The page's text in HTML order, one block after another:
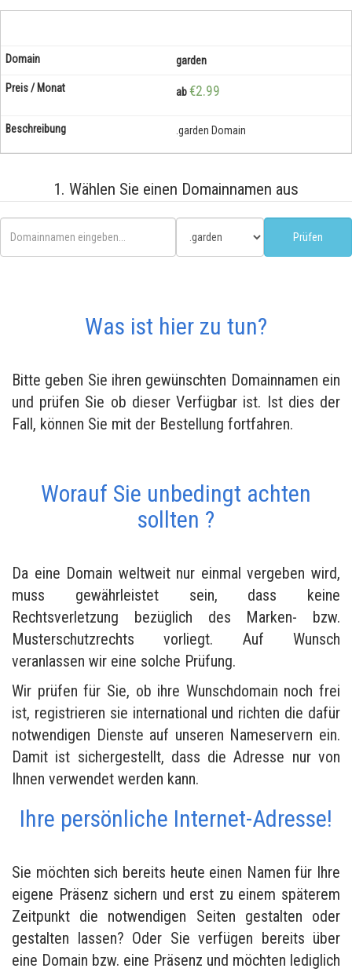
garden
ab€2.99
.garden Domain
1. Wählen Sie einen Domainnamen aus
Was ist hier zu tun?
Bitte geben Sie ihren gewünschten Domainnamen ein
und prüfen Sie ob dieser Verfügbar ist. Ist dies der
Fall, können Sie mit der Bestellung fortfahren.
Worauf Sie unbedingt achten
sollten ?
Da eine Domain weltweit nur einmal vergeben wird,
muss gewährleistet sein, dass keine
Rechtsverletzung bezüglich des Marken- bzw.
Musterschutzrechts vorliegt. Auf Wunsch
veranlassen wir eine solche Prüfung.
Wir prüfen für Sie, ob ihre Wunschdomain noch frei
ist, registrieren sie international und richten die dafür
notwendigen Dienste auf unseren Nameservern ein.
Damit ist sichergestellt, dass die Adresse nur von
Ihnen verwendet werden kann.
Ihre persönliche Internet-Adresse!
Sie möchten sich bereits heute einen Namen für Ihre
eigene Präsenz sichern und erst zu einem späterem
Zeitpunkt die notwendigen Seiten gestalten oder
gestalten lassen? Oder Sie verfügen bereits über
eine Domain bzw. eine Präsenz und möchten lediglich